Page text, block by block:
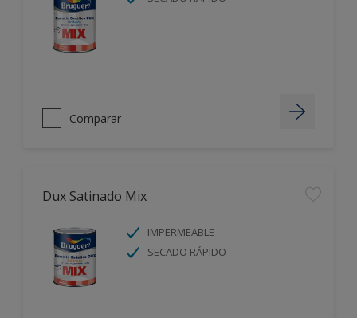
Comparar
Dux Satinado Mix
IMPERMEABLE
SECADO RÁPIDO